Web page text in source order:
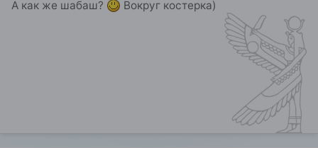
А как же шабаш? Вокруг костерка)